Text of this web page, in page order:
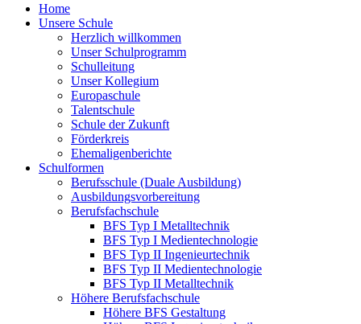
Home
Unsere Schule
Herzlich willkommen
Unser Schulprogramm
Schulleitung
Unser Kollegium
Europaschule
Talentschule
Schule der Zukunft
Förderkreis
Ehemaligenberichte
Schulformen
Berufsschule (Duale Ausbildung)
Ausbildungsvorbereitung
Berufsfachschule
BFS Typ I Metalltechnik
BFS Typ I Medientechnologie
BFS Typ II Ingenieurtechnik
BFS Typ II Medientechnologie
BFS Typ II Metalltechnik
Höhere Berufsfachschule
Höhere BFS Gestaltung